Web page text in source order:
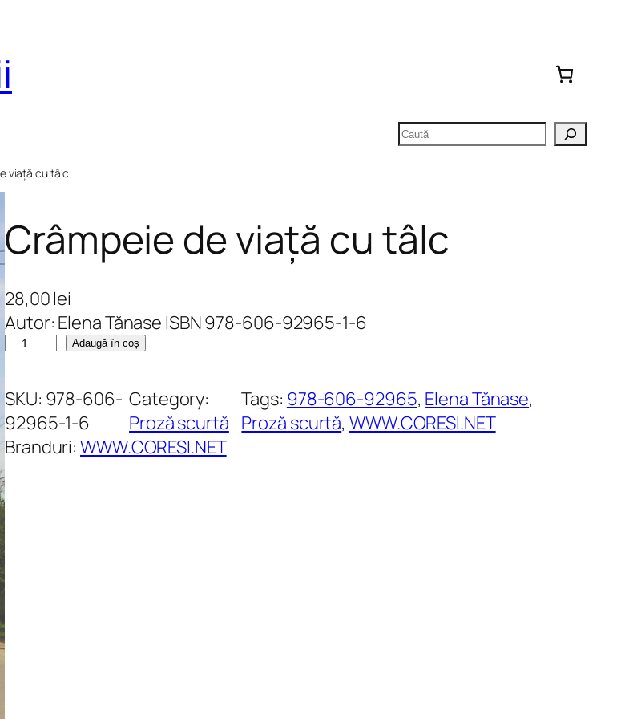
Caută
viață cu tâlc
Crâmpeie de viață cu tâlc
28,00lei
Autor: Elena Tănase ISBN 978-606-92965-1-6
C
n
t
i
t
a
t
e
r
m
p
Adaugă în coș
SKU: 978-606-
92965-1-6
Category:
Proză scurtă
Tags: 978-606-92965, Elena Tănase
Proză scurtă, WWW.CORESI.NET
Branduri:WWW.CORESI.NET